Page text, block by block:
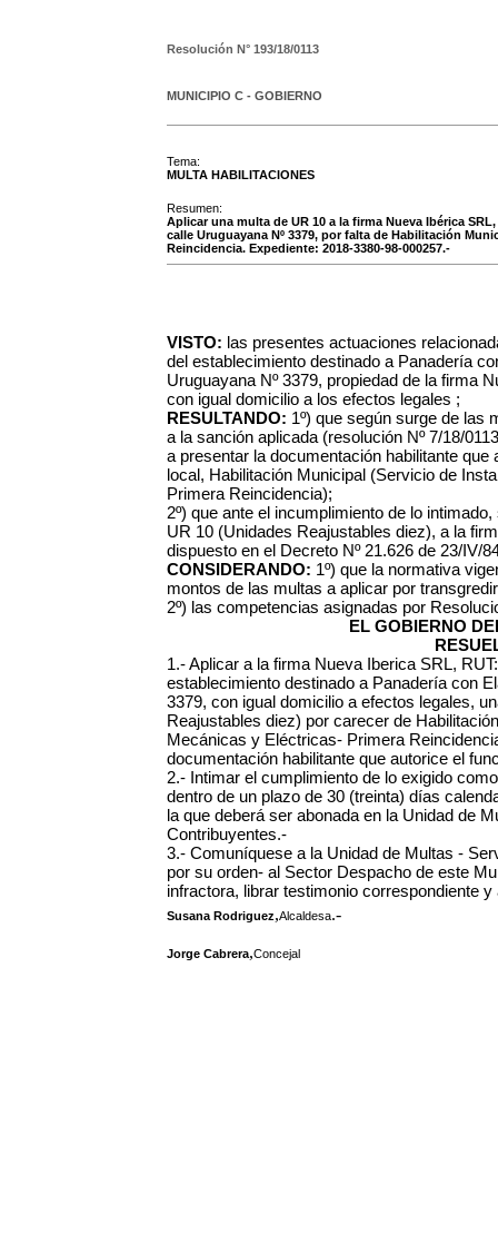
Resolución N° 193/18/0113
MUNICIPIO C - GOBIERNO
Tema:
MULTA HABILITACIONES
Resumen:
Aplicar una multa de UR 10 a la firma Nueva Ibérica
calle Uruguayana Nº 3379, por falta de Habilitación
Reincidencia. Expediente: 2018-3380-98-000257.-
VISTO: las presentes actuaciones
del establecimiento destinado a Panadería
Uruguayana Nº 3379, propiedad de la firma
con igual domicilio a los efectos legales ;
RESULTANDO: 1º) que según surge de las
a la sanción aplicada (resolución Nº 7/18/
a presentar la documentación habilitante
local, Habilitación Municipal (Servicio de
Primera Reincidencia);
2º) que ante el incumplimiento de lo
UR 10 (Unidades Reajustables diez), a la
dispuesto en el Decreto Nº 21.626 de 23/IV/
CONSIDERANDO: 1º) que la normativa
montos de las multas a aplicar por
2º) las competencias asignadas por
EL GOBIERNO
1.- Aplicar a la firma Nueva Iberica SRL,
establecimiento destinado a Panadería con
3379, con igual domicilio a efectos legales,
Reajustables diez) por carecer de
Mecánicas y Eléctricas- Primera
documentación habilitante que autorice el
2.- Intimar el cumplimiento de lo exigido
dentro de un plazo de 30 (treinta) días
la que deberá ser abonada en la Unidad de
Contribuyentes.-
3.- Comuníquese a la Unidad de Multas -
por su orden- al Sector Despacho de este
infractora, librar testimonio correspondiente
Susana Rodriguez,Alcaldesa.-
Jorge Cabrera,Concejal